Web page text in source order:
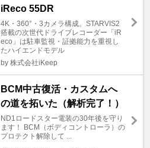
iReco 55DR
4K・360°・3カメラ構成。STARVIS2
搭載の次世代ドライブレコーダー「iR
eco」は駐車監視・証拠能力を重視し
たハイエンドモデル
by 株式会社iKeep
BCM中古復活・カスタムへ
の道を拓いた（解析完了！）
ND1ロードスター電装の30年後を守り
ます！ BCM（ボディコントローラ）の
プロテクト解除して ...